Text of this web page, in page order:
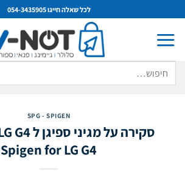
to
content
לכל שאלה חייגו 054-3435905
SPG - SPIGEN
Spigen for LG G4